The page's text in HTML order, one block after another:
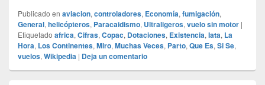
Publicado en aviacion, controladores, Economía, fumigación,
General, helicópteros, Paracaidismo, Ultraligeros, vuelo sin motor |
Etiquetado africa, Cifras, Copac, Dotaciones, Existencia, Iata, La
Hora, Los Continentes, Miro, Muchas Veces, Parto, Que Es, Si Se,
vuelos, Wikipedia | Deja un comentario